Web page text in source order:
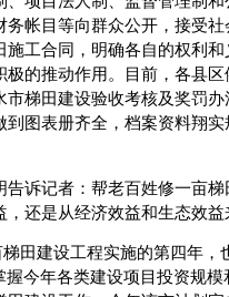
帐目等向群众公开，接受
工合同，明确各自的权利和
的推动作用。目前，各县
梯田建设验收考核及奖罚
到图表册齐全，档案资料翔
诉记者：帮老百姓修一亩梯
还是从经济效益和生态效益
建设工程实施的第四年，
握今年各类建设项目投资规